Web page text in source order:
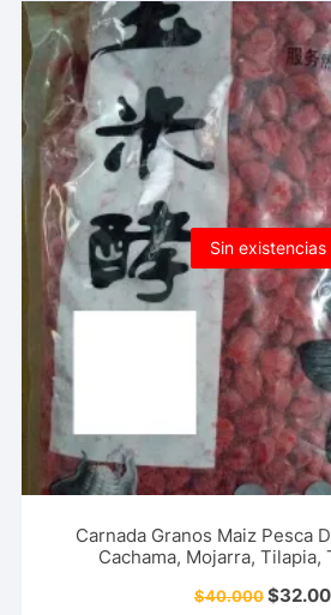
Sin existencias
Carnada Granos Maiz Pesca
Cachama, Mojarra, Tilapia,
$40.000$